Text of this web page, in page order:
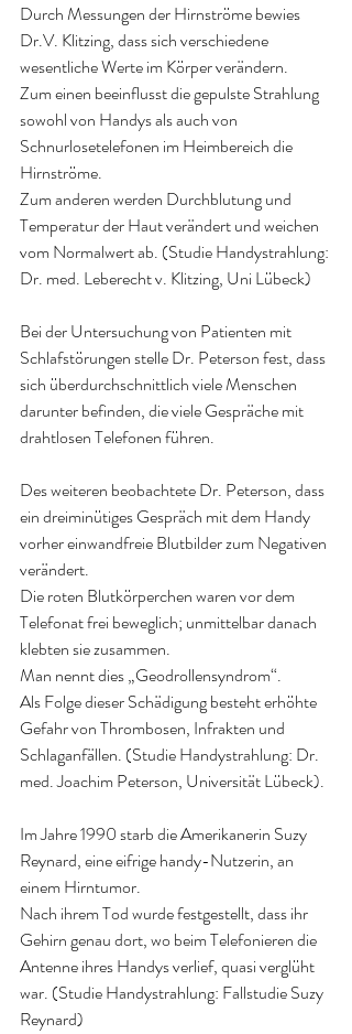
Durch Messungen der Hirnströme bewies
Dr.V. Klitzing, dass sich verschiedene
wesentliche Werte im Körper verändern.
Zum einen beeinflusst die gepulste Strahlung
sowohl von Handys als auch von
Schnurlosetelefonen im Heimbereich die
Hirnströme.
Zum anderen werden Durchblutung und
Temperatur der Haut verändert und weichen
vom Normalwert ab. (Studie Handystrahlung:
Dr. med. Leberecht v. Klitzing, Uni Lübeck)
Bei der Untersuchung von Patienten mit
Schlafstörungen stelle Dr. Peterson fest, dass
sich überdurchschnittlich viele Menschen
darunter befinden, die viele Gespräche mit
drahtlosen Telefonen führen.
Des weiteren beobachtete Dr. Peterson, dass
ein dreiminütiges Gespräch mit dem Handy
vorher einwandfreie Blutbilder zum Negativen
verändert.
Die roten Blutkörperchen waren vor dem
Telefonat frei beweglich; unmittelbar danach
klebten sie zusammen.
Man nennt dies „Geodrollensyndrom“.
Als Folge dieser Schädigung besteht erhöhte
Gefahr von Thrombosen, Infrakten und
Schlaganfällen. (Studie Handystrahlung: Dr.
med. Joachim Peterson, Universität Lübeck).
Im Jahre 1990 starb die Amerikanerin Suzy
Reynard, eine eifrige handy-Nutzerin, an
einem Hirntumor.
Nach ihrem Tod wurde festgestellt, dass ihr
Gehirn genau dort, wo beim Telefonieren die
Antenne ihres Handys verlief, quasi verglüht
war. (Studie Handystrahlung: Fallstudie Suzy
Reynard)